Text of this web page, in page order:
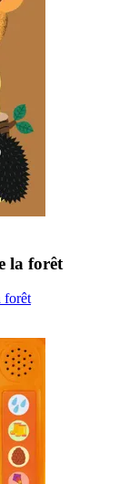
la forêt
forêt